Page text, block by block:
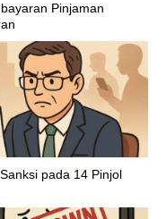
Pinjaman
pada 14 Pinjol